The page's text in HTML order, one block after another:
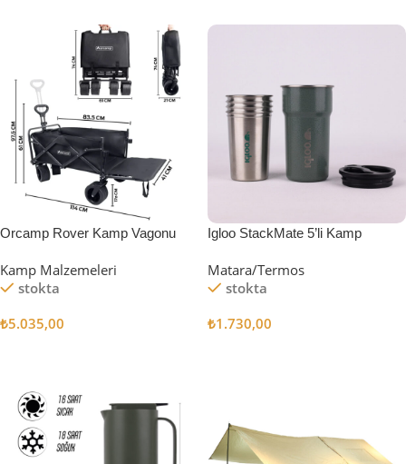
Orcamp Rover Kamp Vagonu
Kamp Malzemeleri
stokta
₺5.035,00
Igloo StackMate 5’li Kamp
Matara/Termos
stokta
₺1.730,00